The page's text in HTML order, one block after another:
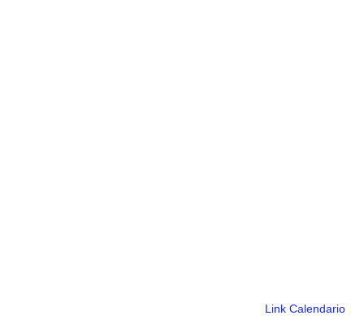
Link Calendario